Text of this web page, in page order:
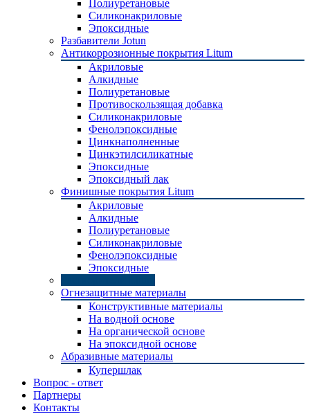
Полиуретановые
Силиконакриловые
Эпоксидные
Разбавители Jotun
Антикоррозионные покрытия Litum
Акриловые
Алкидные
Полиуретановые
Противоскользящая добавка
Силиконакриловые
Фенолэпоксидные
Цинкнаполненные
Цинкэтилсиликатные
Эпоксидные
Эпоксидный лак
Финишные покрытия Litum
Акриловые
Алкидные
Полиуретановые
Силиконакриловые
Фенолэпоксидные
Эпоксидные
Огнезащитные материалы
Конструктивные материалы
На водной основе
На органической основе
На эпоксидной основе
Абразивные материалы
Купершлак
Вопрос - ответ
Партнеры
Контакты